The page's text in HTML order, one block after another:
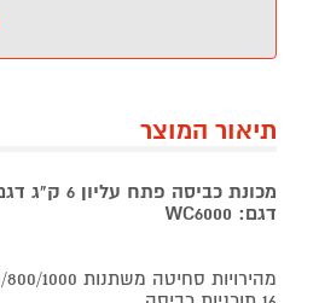
תיאור המוצר
מכונת כביסה פתח עליון 6 ק"ג דגם WC6000 קריסטל CRYSTAL
דגם: WC6000
מהירויות סחיטה משתנות 400/600/800/1000 סל˝ד